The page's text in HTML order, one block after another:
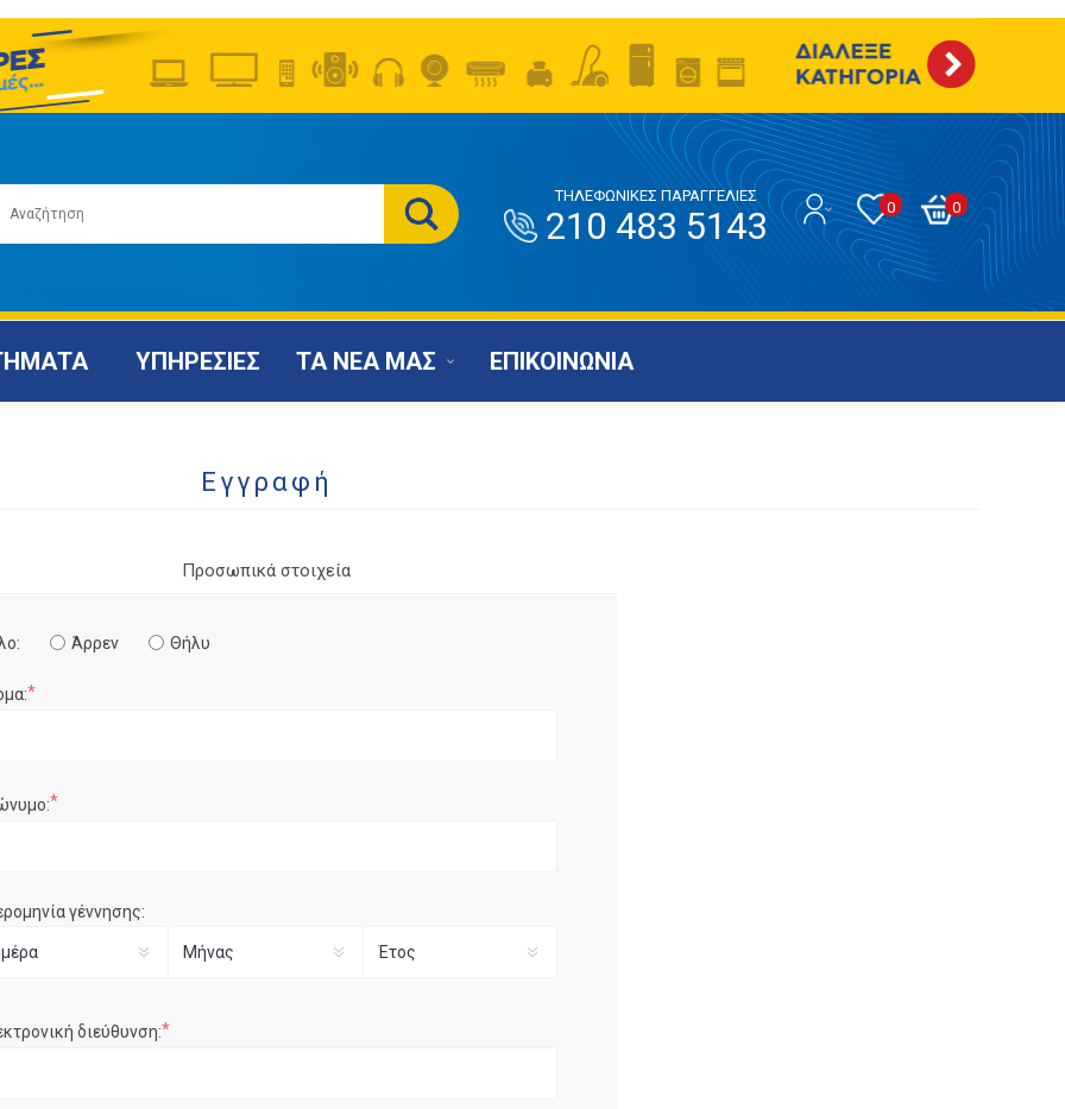
0
0
ΤΗΛΕΦΩΝΙΚΕΣ ΠΑΡΑΓΓΕΛΙΕΣ
210 483 5143
ΥΠΗΡΕΣΙΕΣ ΤΑ ΝΕΑ ΜΑΣ ΕΠΙΚΟΙΝΩΝΙΑ
Εγγραφή
Προσωπικά στοιχεία
Άρρεν Θήλυ
*
*
γέννησης:
διεύθυνση:*